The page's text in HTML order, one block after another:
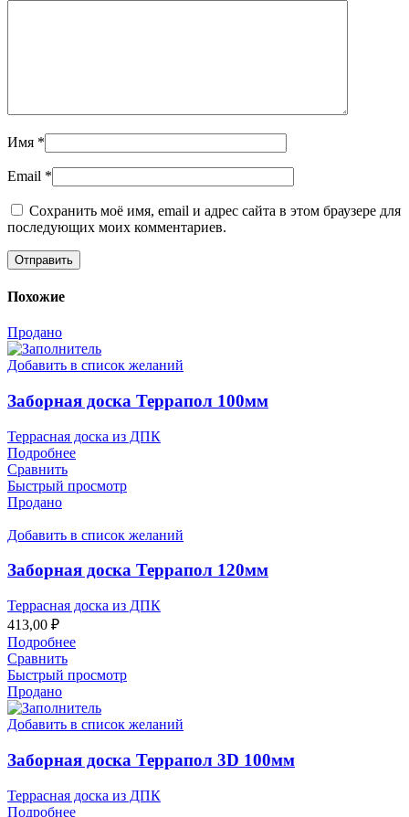
Имя *
Email *
Сохранить моё имя, email и адрес сайта в этом браузере для
последующих моих комментариев.
Похожие
Продано
Добавить в список желаний
Заборная доска Террапол 100мм
Террасная доска из ДПК
Подробнее
Сравнить
Быстрый просмотр
Продано
Добавить в список желаний
Заборная доска Террапол 120мм
Террасная доска из ДПК
413,00 ₽
Подробнее
Сравнить
Быстрый просмотр
Продано
Добавить в список желаний
Заборная доска Террапол 3D 100мм
Террасная доска из ДПК
Подробнее